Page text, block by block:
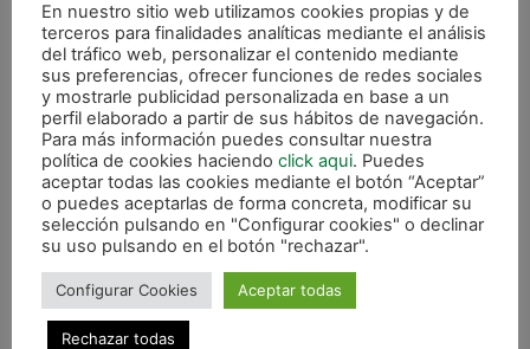
ANTERIOR
Osasuna Magna recibe este domingo al Manzanares en el regreso de la liga
CALENDARIO DE LIGA
En nuestro sitio web utilizamos cookies propias y de
terceros para finalidades analíticas mediante el análisis
del tráfico web, personalizar el contenido mediante
sus preferencias, ofrecer funciones de redes sociales
y mostrarle publicidad personalizada en base a un
perfil elaborado a partir de sus hábitos de navegación.
Para más información puedes consultar nuestra
política de cookies haciendo click aqui. Puedes
aceptar todas las cookies mediante el botón “Aceptar”
o puedes aceptarlas de forma concreta, modificar su
selección pulsando en "Configurar cookies" o declinar
su uso pulsando en el botón "rechazar".
Configurar Cookies Aceptar todas
Rechazar todas